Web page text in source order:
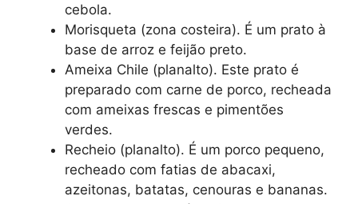
cebola.
Morisqueta (zona costeira). É um prato à
base de arroz e feijão preto.
Ameixa Chile (planalto). Este prato é
preparado com carne de porco, recheada
com ameixas frescas e pimentões
verdes.
Recheio (planalto). É um porco pequeno,
recheado com fatias de abacaxi,
azeitonas, batatas, cenouras e bananas.